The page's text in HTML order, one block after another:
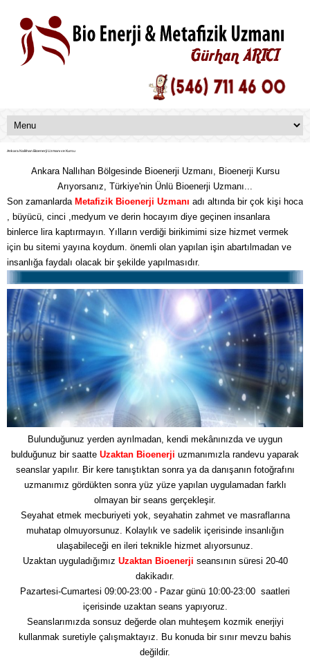
Ankara Nallıhan Bioenerji Uzmanı ve Kursu
Ankara Nallıhan Bölgesinde Bioenerji Uzmanı, Bioenerji Kursu
Arıyorsanız, Türkiye'nin Ünlü Bioenerji Uzmanı...
Son zamanlarda Metafizik Bioenerji Uzmanı adı altında bir çok kişi hoca
, büyücü, cinci ,medyum ve derin hocayım diye geçinen insanlara
binlerce lira kaptırmayın. Yılların verdiği birikimimi size hizmet vermek
için bu sitemi yayına koydum. önemli olan yapılan işin abartılmadan ve
insanlığa faydalı olacak bir şekilde yapılmasıdır.
Bulunduğunuz yerden ayrılmadan, kendi mekânınızda ve uygun
bulduğunuz bir saatte Uzaktan Bioenerji uzmanımızla randevu yaparak
seanslar yapılır. Bir kere tanıştıktan sonra ya da danışanın fotoğrafını
uzmanımız gördükten sonra yüz yüze yapılan uygulamadan farklı
olmayan bir seans gerçekleşir.
Seyahat etmek mecburiyeti yok, seyahatin zahmet ve masraflarına
muhatap olmuyorsunuz. Kolaylık ve sadelik içerisinde insanlığın
ulaşabileceği en ileri teknikle hizmet alıyorsunuz.
Uzaktan uyguladığımız Uzaktan Bioenerji seansının süresi 20-40
dakikadır.
Pazartesi-Cumartesi 09:00-23:00 - Pazar günü 10:00-23:00 saatleri
içerisinde uzaktan seans yapıyoruz.
Seanslarımızda sonsuz değerde olan muhteşem kozmik enerjiyi
kullanmak suretiyle çalışmaktayız. Bu konuda bir sınır mevzu bahis
değildir.